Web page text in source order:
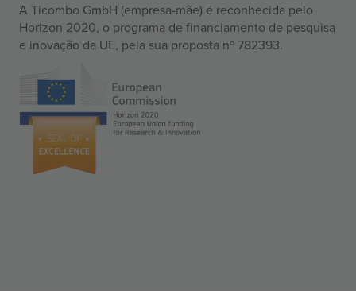
A Ticombo GmbH (empresa-mãe) é reconhecida pelo
Horizon 2020, o programa de financiamento de pesquisa
e inovação da UE, pela sua proposta nº 782393.